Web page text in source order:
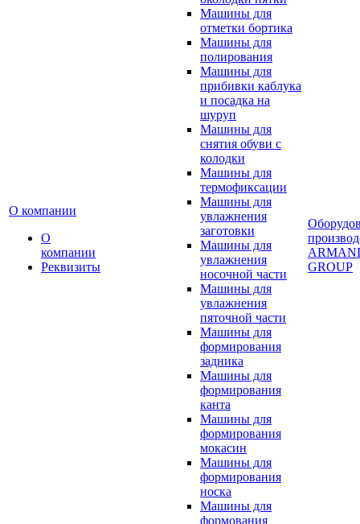
О компании
О
компании
Реквизиты
Машины для
отметки бортика
Машины для
полирования
Машины для
прибивки каблука
и посадка на
шуруп
Машины для
снятия обуви с
колодки
Машины для
термофиксации
Машины для
увлажнения
заготовки
Машины для
увлажнения
носочной части
Машины для
увлажнения
пяточной части
Машины для
формирования
задника
Машины для
формирования
канта
Машины для
формирования
мокасин
Машины для
формирования
носка
Машины для
формования
GROUP